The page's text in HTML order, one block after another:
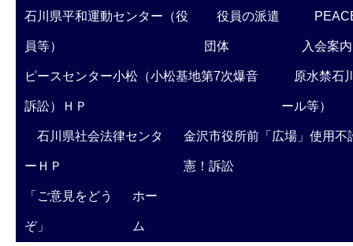
石川県平和運動センター（役
員等）
役員の派遣
団体 入会案内
ピースセンター小松（小松基地第7次爆音
訴訟）ＨＰ
原水禁石
ール等）
石川県社会法律センタ
ーＨＰ
金沢市役所前「広場」使用不
憲！訴訟
「ご意見をどう
ぞ」
ホー
ム